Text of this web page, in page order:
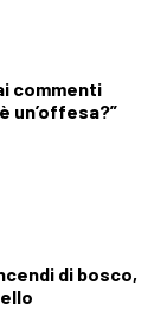
commenti
un’offesa?”
di bosco,